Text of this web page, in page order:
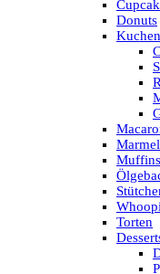
Donuts
Kuchen
Muffins
Torten